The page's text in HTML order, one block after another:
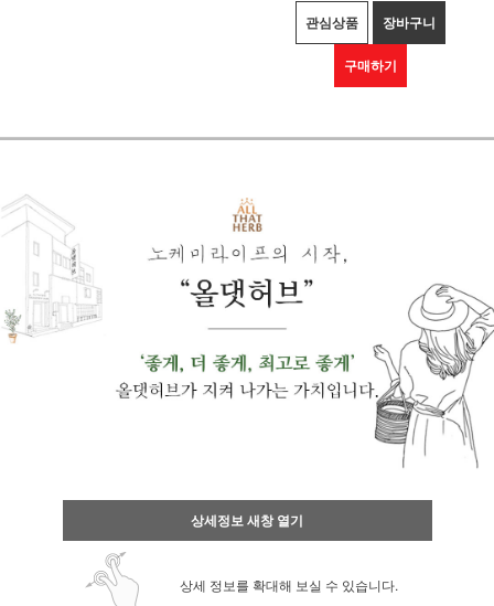
관심상품 장바구니
구매하기
상세정보 새창 열기
상세 정보를 확대해 보실 수 있습니다.